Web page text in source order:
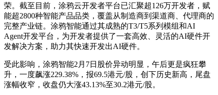
荣。截至目前，涂鸦云开发者平台已汇聚超126万开发者，赋
能超2800种智能产品品类，覆盖从制造商到渠道商、代理商的
完整产业链。涂鸦智能通过其成熟的T3/T5系列模组和AI
Agent开发平台，为开发者提供了一套高效、灵活的AI硬件开
发解决方案，助力其快速开发出AI硬件。
受此影响，涂鸦智能2月7日股价异动明显，午后更是疯狂攀
升，一度飙涨229.38%，报69.5港元/股，创下历史新高，尾盘
涨幅收窄，收盘仍大涨43.13%至30.2港元/股。